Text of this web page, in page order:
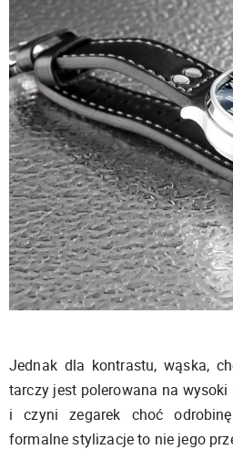
Jednak dla kontrastu, wąska,
tarczy jest polerowana na wysoki
i czyni zegarek choć
formalne stylizacje to nie jego